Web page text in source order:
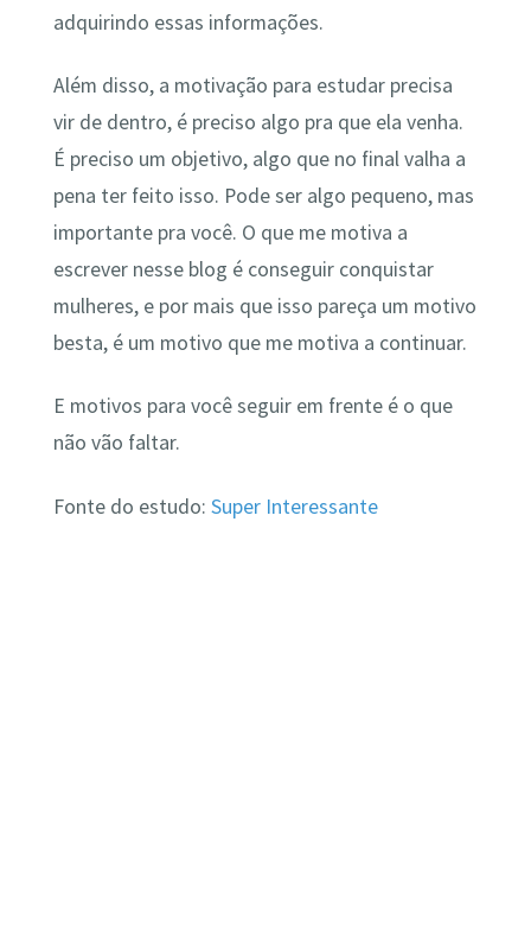
adquirindo essas informações.
Além disso, a motivação para estudar precisa
vir de dentro, é preciso algo pra que ela venha.
É preciso um objetivo, algo que no final valha a
pena ter feito isso. Pode ser algo pequeno, mas
importante pra você. O que me motiva a
escrever nesse blog é conseguir conquistar
mulheres, e por mais que isso pareça um motivo
besta, é um motivo que me motiva a continuar.
E motivos para você seguir em frente é o que
não vão faltar.
Fonte do estudo: Super Interessante